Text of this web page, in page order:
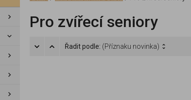
Pro zvířecí seniory
Řadit podle: (Příznaku novinka)